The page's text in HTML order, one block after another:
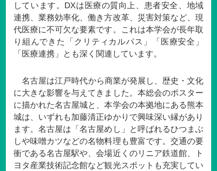
しています。DXは医療の質向上、患者安全、地域
連携、業務効率化、働き方改革、災害対策など、現
代医療に不可欠な要素です。これは本学会が長年取
り組んできた「クリティカルパス」「医療安全」
「医療連携」とも深く関連しています。
名古屋は江戸時代から商業が発展し、歴史・文化
に大きな影響を与えてきました。本総会のポスター
に描かれた名古屋城と、本学会の本拠地にある熊本
城は、いずれも加藤清正ゆかりで興味深い縁があり
ます。名古屋は「名古屋めし」と呼ばれるひつまぶ
しや味噌カツなどの名物料理も豊富です。交通の要
衝である名古屋駅や、会場近くのリニア鉄道館、ト
ヨタ産業技術記念館など観光スポットも充実してい